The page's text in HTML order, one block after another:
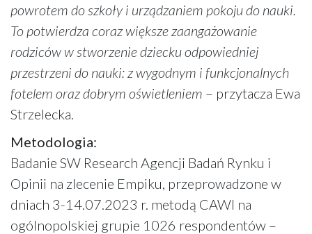
powrotem do szkoły i urządzaniem pokoju do nauki.
To potwierdza coraz większe zaangażowanie
rodziców w stworzenie dziecku odpowiedniej
przestrzeni do nauki: z wygodnym i funkcjonalnych
fotelem oraz dobrym oświetleniem – przytacza Ewa
Strzelecka.
Metodologia:
Badanie SW Research Agencji Badań Rynku i
Opinii na zlecenie Empiku, przeprowadzone w
dniach 3-14.07.2023 r. metodą CAWI na
ogólnopolskiej grupie 1026 respondentów –